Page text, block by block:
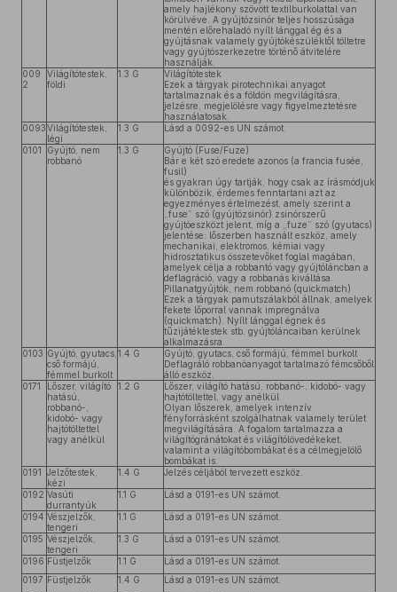
amely hajlékony szövött textilburkolattal van
körülvéve. A gyújtózsinór teljes hosszúsága
mentén előrehaladó nyílt lánggal ég és a
gyújtásnak valamely gyújtókészüléktől töltetre
vagy gyújtószerkezetre történő átvitelére
használják.
009
2
Világítótestek,
földi
1.3 G
Világítótestek
Ezek a tárgyak pirotechnikai anyagot
tartalmaznak és a földön megvilágításra,
jelzésre, megjelölésre vagy figyelmeztetésre
használatosak.
0093Világítótestek,
légi
1.3 G Lásd a 0092-es UN számot.
0101
Gyújtó, nem
robbanó
1.3 G
Gyújtó (Fuse/Fuze)
Bár e két szó eredete azonos (a francia fusée,
fusil)
és gyakran úgy tartják, hogy csak az írásmódjuk
különbözik, érdemes fenntartani azt az
egyezményes értelmezést, amely szerint a
„fuse” szó (gyújtózsinór) zsinórszerű
gyújtóeszközt jelent, míg a „fuze” szó (gyutacs)
jelentése: lőszerben használt eszköz, amely
mechanikai, elektromos, kémiai vagy
hidrosztatikus összetevőket foglal magában,
amelyek célja a robbantó vagy gyújtóláncban a
deflagráció, vagy a robbanás kiváltása.
Pillanatgyújtók, nem robbanó (quickmatch)
Ezek a tárgyak pamutszálakból állnak, amelyek
fekete lőporral vannak impregnálva
(quickmatch). Nyílt lánggal égnek és
tűzijátéktestek stb. gyújtóláncaiban kerülnek
alkalmazásra.
0103 Gyújtó, gyutacs,
cső formájú,
fémmel burkolt
1.4 G
Gyújtó, gyutacs, cső formájú, fémmel burkolt
Deflagráló robbanóanyagot tartalmazó fémcsőből
álló eszköz.
0171
Lőszer, világító
hatású,
robbanó-,
kidobó- vagy
hajtótöltettel
vagy anélkül
1.2 G
Lőszer, világító hatású, robbanó-, kidobó- vagy
hajtótöltettel, vagy anélkül
Olyan lőszerek, amelyek intenzív
fényforrásként szolgálhatnak valamely terület
megvilágítására. A fogalom tartalmazza a
világítógránátokat és világítólövedékeket,
valamint a világítóbombákat és a célmegjelölő
bombákat is.
0191 Jelzőtestek,
kézi
1.4 G Jelzés céljából tervezett eszköz.
0192 Vasúti
durrantyúk
1.1 G Lásd a 0191-es UN számot.
0194 Vészjelzők,
tengeri
1.1 G Lásd a 0191-es UN számot.
0195 Vészjelzők,
tengeri
1.3 G Lásd a 0191-es UN számot.
0196 Füstjelzők 1.1 G
Lásd a 0191-es UN számot.
0197 Füstjelzők 1.4 G
Lásd a 0191-es UN számot.